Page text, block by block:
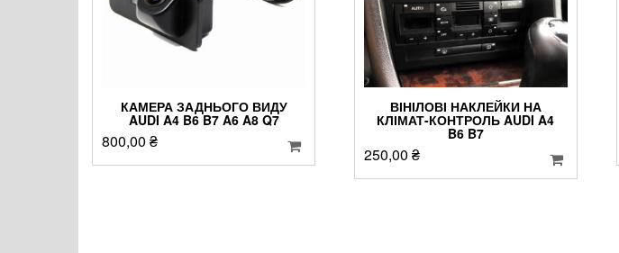
КАМЕРА ЗАДНЬОГО ВИДУ
AUDI A4 B6 B7 A6 A8 Q7
800,00 ₴
ВІНІЛОВІ НАКЛЕЙКИ НА
КЛІМАТ-КОНТРОЛЬ AUDI A4
B6 B7
250,00 ₴